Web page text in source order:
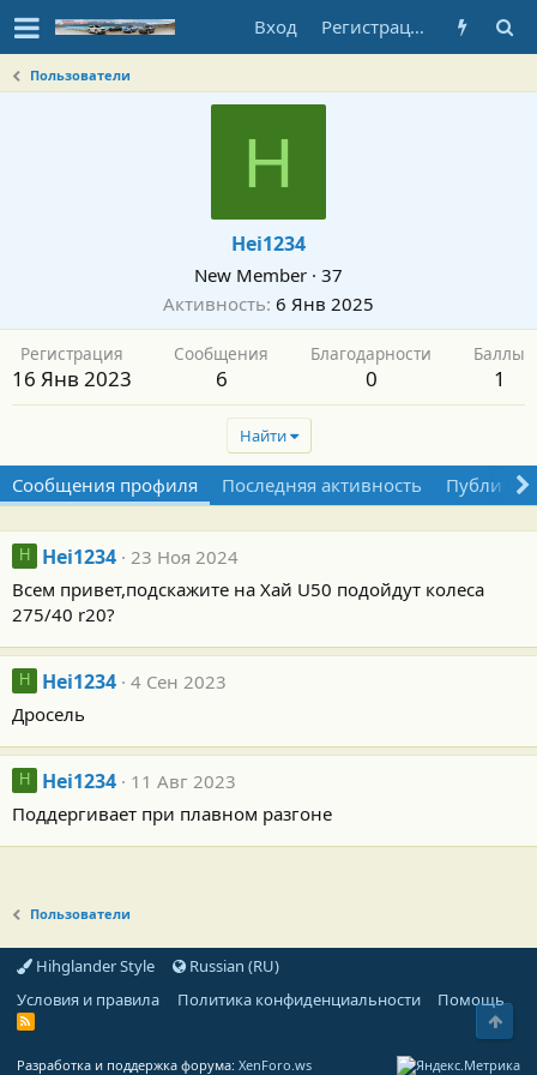
Вход Регистрация
Пользователи
H
Hei1234
New Member · 37
Активность 6 Янв 2025
Регистрация
16 Янв 2023
Сообщения
6
Благодарности
0
Баллы
1
Найти
Сообщения профиля Последняя активность
H Hei1234 23 Ноя 2024
Всем привет,подскажите на Хай U50 подойдут колеса
275/40 r20?
H Hei1234 4 Сен 2023
Дросель
H Hei1234
11 Авг 2023
Поддергивает при плавном разгоне
Пользователи
Hihglander Style
Russian (RU)
Условия и правила
Политика конфиденциальности Помощь
R
Разработка и поддержка форума: XenForo.ws